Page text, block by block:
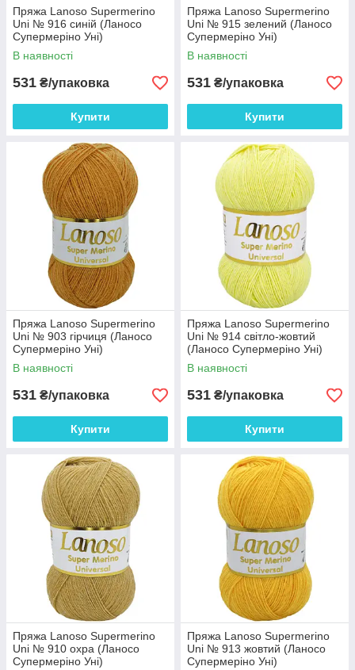
Пряжа Lanoso Supermerino
Uni № 916 синій (Ланосо
Супермеріно Уні)
В наявності
531 ₴/упаковка
Купити
Пряжа Lanoso Supermerino
Uni № 915 зелений (Ланосо
Супермеріно Уні)
В наявності
531 ₴/упаковка
Купити
Пряжа Lanoso Supermerino
Uni № 903 гірчиця (Ланосо
Супермеріно Уні)
В наявності
531 ₴/упаковка
Купити
Пряжа Lanoso Supermerino
Uni № 914 світло-жовтий
(Ланосо Супермеріно Уні)
В наявності
531 ₴/упаковка
Купити
Пряжа Lanoso Supermerino
Uni № 910 охра (Ланосо
Супермеріно Уні)
Пряжа Lanoso Supermerino
Uni № 913 жовтий (Ланосо
Супермеріно Уні)